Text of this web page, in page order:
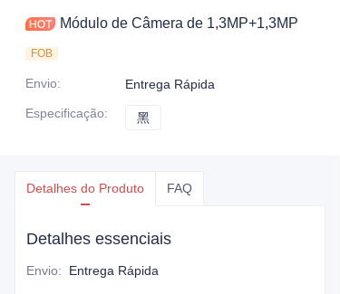
Módulo de Câmera de 1,3MP+1,3MP
FOB
Envio:
Entrega Rápida
Especificação: 黑
Detalhes do Produto FAQ
Detalhes essenciais
Envio: Entrega Rápida